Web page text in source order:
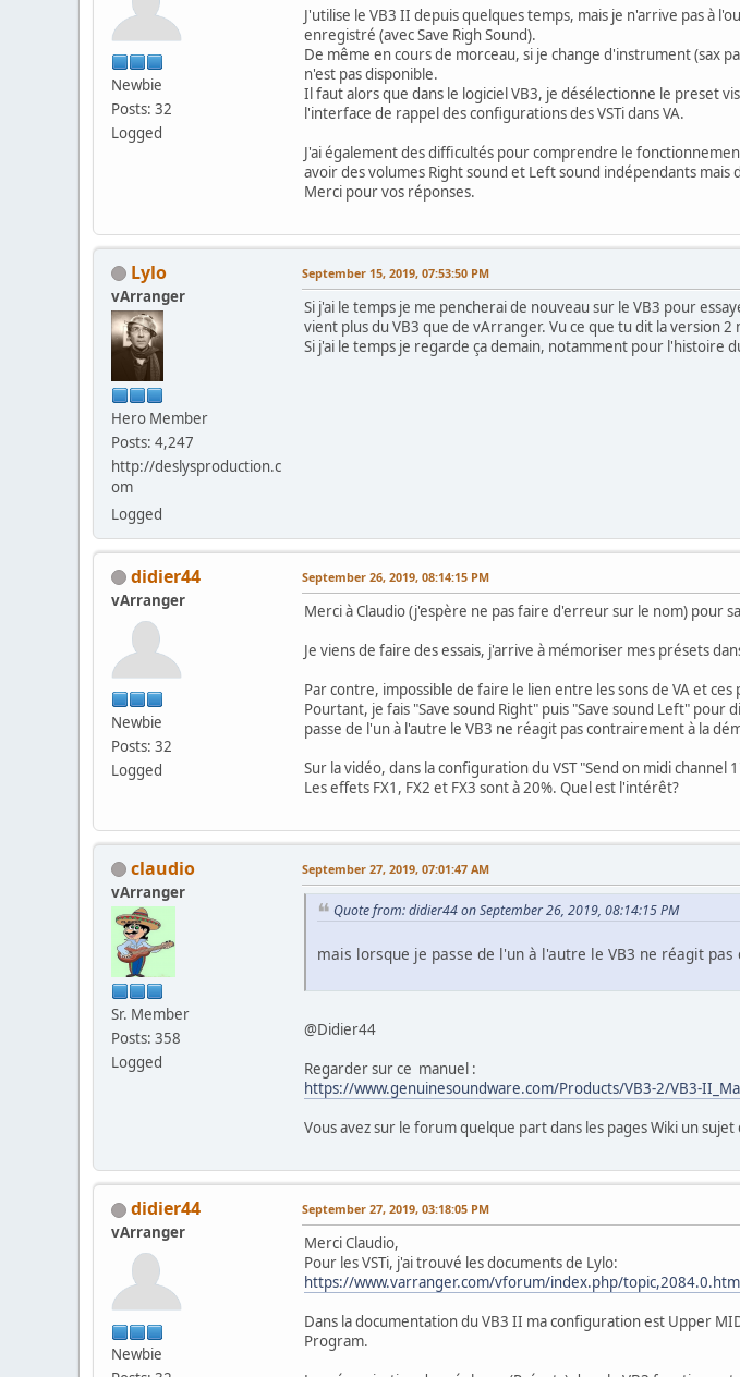
Newbie
Posts: 32
Logged
J'utilise le VB3 II depuis quelques temps, mais je n'arrive pas à
enregistré (avec Save Righ Sound).
De même en cours de morceau, si je change d'instrument (sax
n'est pas disponible.
Il faut alors que dans le logiciel VB3, je désélectionne le preset
l'interface de rappel des configurations des VSTi dans VA.
J'ai également des difficultés pour comprendre le
avoir des volumes Right sound et Left sound indépendants
Merci pour vos réponses.
Lylo
vArranger
Hero Member
Posts: 4,247
http://deslysproduction.c
om
Logged
September 15, 2019, 07:53:50 PM
Si j'ai le temps je me pencherai de nouveau sur le VB3 pour
vient plus du VB3 que de vArranger. Vu ce que tu dit la version 2
Si j'ai le temps je regarde ça demain, notamment pour l'histoire
didier44
vArranger
Newbie
Posts: 32
Logged
September 26, 2019, 08:14:15 PM
Merci à Claudio (j'espère ne pas faire d'erreur sur le nom) pour
Je viens de faire des essais, j'arrive à mémoriser mes présets
Par contre, impossible de faire le lien entre les sons de VA et ces
Pourtant, je fais "Save sound Right" puis "Save sound Left"
passe de l'un à l'autre le VB3 ne réagit pas contrairement à la
Sur la vidéo, dans la configuration du VST "Send on midi channel
Les effets FX1, FX2 et FX3 sont à 20%. Quel est l'intérêt?
claudio
vArranger
Sr. Member
Posts: 358
Logged
September 27, 2019, 07:01:47 AM
Quote from: didier44 on September 26, 2019, 08:14:15 PM
mais lorsque je passe de l'un à l'autre le VB3 ne réagit
@Didier44
Regarder sur ce manuel :
https://www.genuinesoundware.com/Products/VB3-2/VB3-
Vous avez sur le forum quelque part dans les pages Wiki un
didier44
vArranger
Newbie
September 27, 2019, 03:18:05 PM
Merci Claudio,
Pour les VSTi, j'ai trouvé les documents de Lylo:
https://www.varranger.com/vforum/index.php/
Dans la documentation du VB3 II ma configuration est Upper
Program.